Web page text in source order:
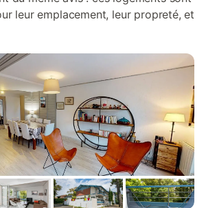
leur emplacement, leur propreté, et